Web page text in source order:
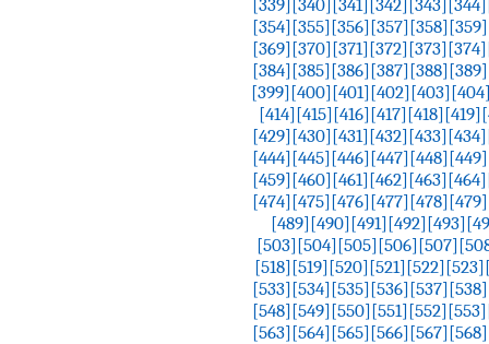
[354][355][356][357][358][359]
[369][370][371][372][373][374]
[384][385][386][387][388][389]
[399][400][401][402][403]
[414][415][416][417][418][419]
[429][430][431][432][433][434]
[444][445][446][447][448][449]
[459][460][461][462][463][464]
[474][475][476][477][478][479]
[489][490][491][492][493]
[503][504][505][506][507]
[518][519][520][521][522][523]
[533][534][535][536][537][538]
[548][549][550][551][552][553]
[563][564][565][566][567][568]